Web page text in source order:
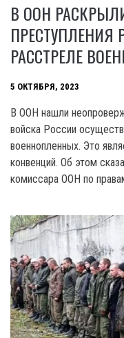
В ООН
ПРЕСТУПЛЕНИЯ
РАССТРЕЛЕ
5 ОКТЯБРЯ, 2023
В OOH нашли
войска России
военнопленных. Это
конвенций. Об этом
комиссара OOH по